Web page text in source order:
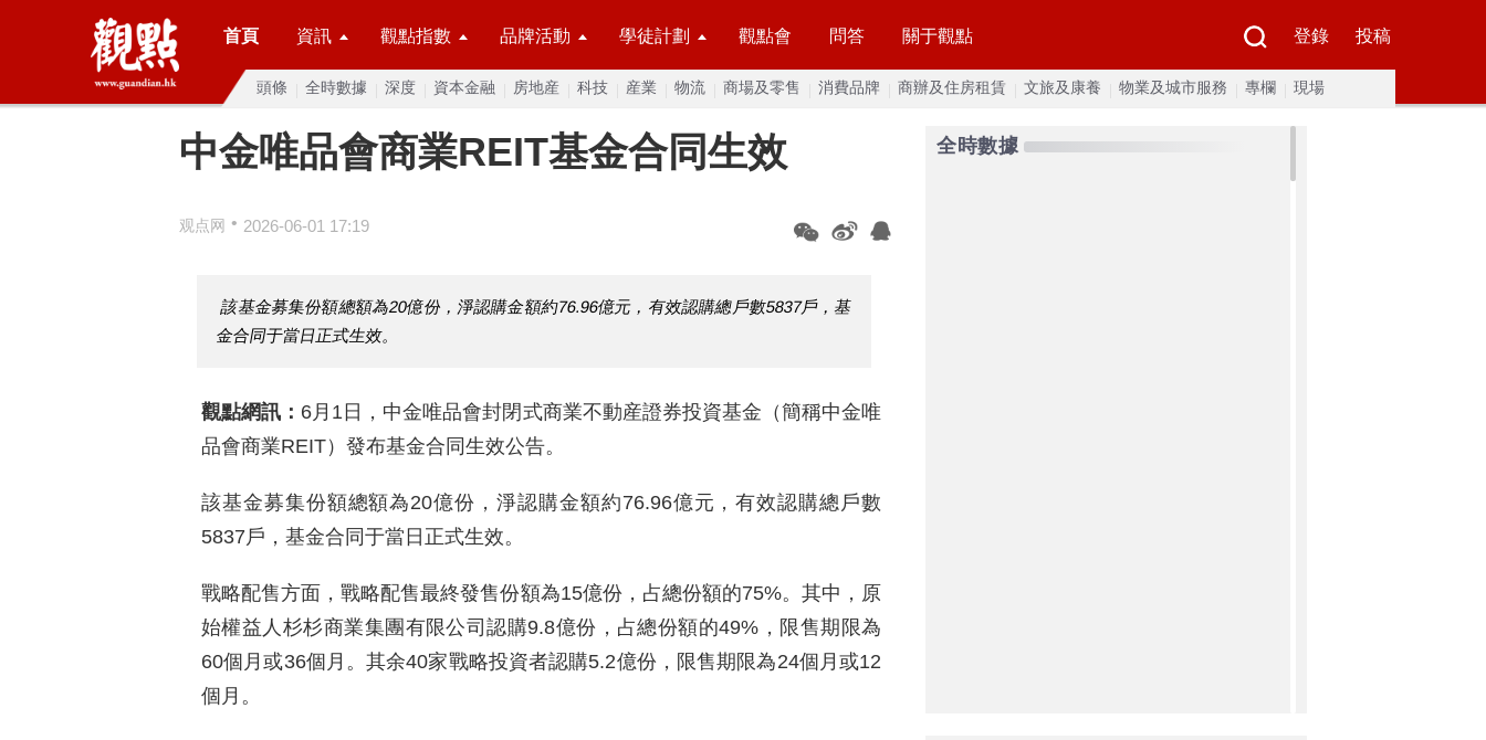
首頁 資訊 觀點指數 品牌活動 學徒計劃 觀點會 問答 關于觀點 登錄 投稿
頭條 全時數據 深度 資本金融 房地産 科技 産業 物流 商場及零售 消費品牌 商辦及住房租賃 文旅及康養 物業及城市服務 專欄 現場
中金唯品會商業REIT基金合同生效
观点网 • 2026-06-01 17:19
該基金募集份額總額為20億份，淨認購金額約76.96億元，有效認購總戶數5837戶，基
金合同于當日正式生效。
觀點網訊： 6月1日，中金唯品會封閉式商業不動産證券投資基金（簡稱中金唯
品會商業REIT）發布基金合同生效公告。
該基金募集份額總額為20億份，淨認購金額約76.96億元，有效認購總戶數
5837戶，基金合同于當日正式生效。
戰略配售方面，戰略配售最終發售份額為15億份，占總份額的75%。其中，原
始權益人杉杉商業集團有限公司認購9.8億份，占總份額的49%，限售期限為
60個月或36個月。其余40家戰略投資者認購5.2億份，限售期限為24個月或12
個月。
全時數據